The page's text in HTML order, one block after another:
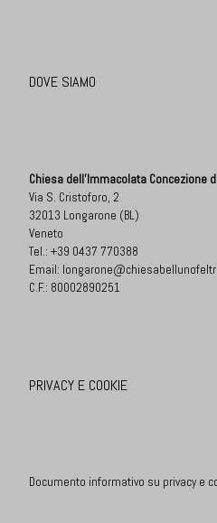
DOVE SIAMO
Chiesa dell'Immacolata Concezione
Via S. Cristoforo, 2
32013 Longarone (BL)
Veneto
Tel.: +39 0437 770388
Email:
C.F.: 80002890251
PRIVACY E COOKIE
Documento informativo su privacy e